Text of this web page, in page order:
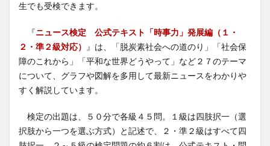
生でも受検できます。
『ニュース検定 公式テキスト「時事力」発展編（１・
２・準２級対応）
』は、「脱炭素社会への道のり」「社会保
障のこれから」「平和な世界どうやって」など２７のテーマ
について、グラフや図解を多用して最新ニュースをわかりや
すく解説しています。
検定の出題は、５０分で各級４５問。１級は四肢択一（選
択肢から一つを選ぶ方式）と記述で、２・準２級はすべて四